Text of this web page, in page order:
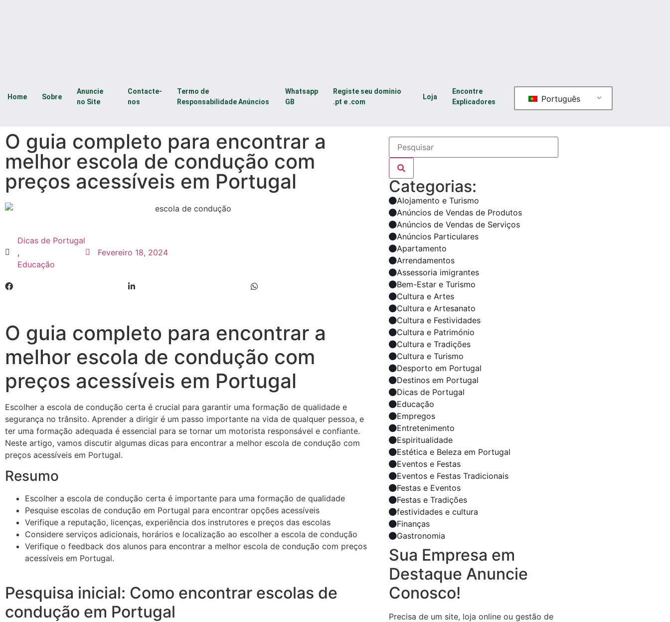
Home Sobre
Anuncie
no Site
Contacte-
nos
Termo de
Responsabilidade Anúncios
Whatsapp
GB
Registe seu dominio
.pt e .com
Loja
Encontre
Explicadores
Português
O guia completo para encontrar a
melhor escola de condução com
preços acessíveis em Portugal
Dicas de Portugal
,
Educação
Fevereiro 18, 2024
O guia completo para encontrar a
melhor escola de condução com
preços acessíveis em Portugal
Escolher a escola de condução certa é crucial para garantir uma formação de qualidade e
segurança no trânsito. Aprender a dirigir é um passo importante na vida de qualquer pessoa, e
ter uma formação adequada é essencial para se tornar um motorista responsável e confiante.
Neste artigo, vamos discutir algumas dicas para encontrar a melhor escola de condução com
preços acessíveis em Portugal.
Resumo
Escolher a escola de condução certa é importante para uma formação de qualidade
Pesquise escolas de condução em Portugal para encontrar opções acessíveis
Verifique a reputação, licenças, experiência dos instrutores e preços das escolas
Considere serviços adicionais, horários e localização ao escolher a escola de condução
Verifique o feedback dos alunos para encontrar a melhor escola de condução com preços
acessíveis em Portugal.
Pesquisa inicial: Como encontrar escolas de
condução em Portugal
Categorias:
Alojamento e Turismo
Anúncios de Vendas de Produtos
Anúncios de Vendas de Serviços
Anúncios Particulares
Apartamento
Arrendamentos
Assessoria imigrantes
Bem-Estar e Turismo
Cultura e Artes
Cultura e Artesanato
Cultura e Festividades
Cultura e Património
Cultura e Tradições
Cultura e Turismo
Desporto em Portugal
Destinos em Portugal
Dicas de Portugal
Educação
Empregos
Entretenimento
Espiritualidade
Estética e Beleza em Portugal
Eventos e Festas
Eventos e Festas Tradicionais
Festas e Eventos
Festas e Tradições
festividades e cultura
Finanças
Gastronomia
Sua Empresa em
Destaque Anuncie
Conosco!
Precisa de um site, loja online ou gestão de